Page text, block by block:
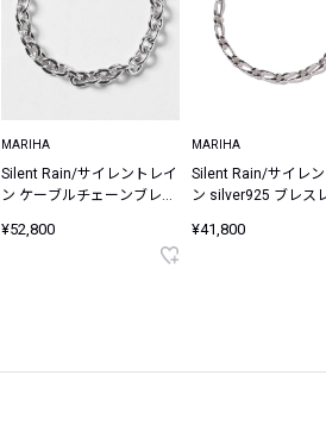
MARIHA
Silent Rain/サイレントレイ
ン ケーブルチェーンブレス
925】
¥52,800
MARIHA
Silent Rain/サイレ
ン silver925 ブレス
¥41,800